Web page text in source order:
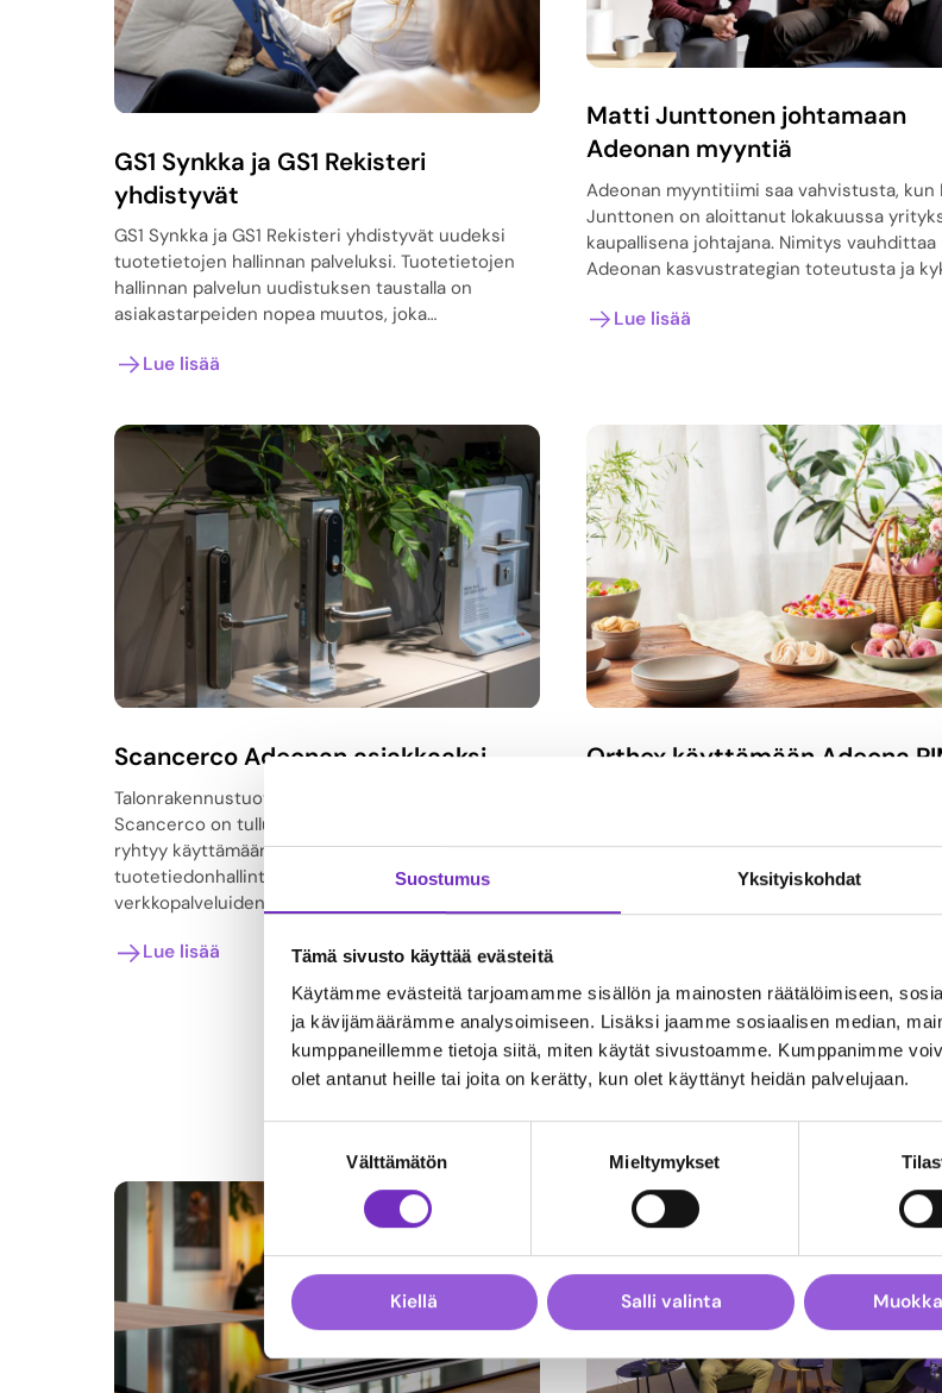
Suostumus Yksityiskohdat
Tämä sivusto käyttää evästeitä
Käytämme evästeitä tarjoamamme sisällön ja mainosten räätälöimiseen,
ja kävijämäärämme analysoimiseen. Lisäksi jaamme sosiaalisen median,
kumppaneillemme tietoja siitä, miten käytät sivustoamme. Kumppanimme
olet antanut heille tai joita on kerätty, kun olet käyttänyt heidän palvelujaan.
Välttämätön Mieltymykset
Kiellä Salli valinta
GS1 Synkka ja GS1 Rekisteri
yhdistyvät
GS1 Synkka ja GS1 Rekisteri yhdistyvät uudeksi
tuotetietojen hallinnan palveluksi. Tuotetietojen
hallinnan palvelun uudistuksen taustalla on
asiakastarpeiden nopea muutos, joka…
Lue lisää
Matti Junttonen johtamaan
Adeonan myyntiä
Adeonan myyntitiimi saa vahvistusta, kun
Junttonen on aloittanut lokakuussa
kaupallisena johtajana. Nimitys vauhdittaa
Adeonan kasvustrategian toteutusta ja
Lue lisää
Scancerco Adeonan asiakkaaksi
Talonrakennustuotteiden tekninen tukkukauppa
Scancerco on tullut Adeonan asiakkaaksi. Yritys
ryhtyy käyttämään Adeona PIM -järjestelmää
tuotetiedonhallintaan osana suurempaa
verkkopalveluidensa uudistusta.
Lue lisää
Orthex käyttämään Adeona
tuotteet tekevät kuluttajan arjesta
Orthex Groupilla on tällä hetkellä…